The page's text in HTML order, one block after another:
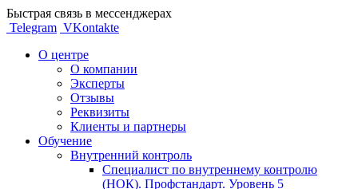
Быстрая связь в мессенджерах
Telegram VKontakte
О центре
О компании
Эксперты
Отзывы
Реквизиты
Клиенты и партнеры
Обучение
Внутренний контроль
Специалист по внутреннему контролю
(НОК). Профстандарт. Уровень 5